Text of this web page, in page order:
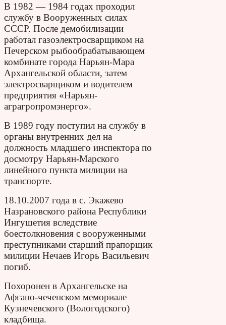
В 1982 — 1984 годах проходил
службу в Вооруженных силах
СССР. После демобилизации
работал газоэлектросварщиком на
Печерском рыбообрабатывающем
комбинате города Нарьян-Мара
Архангельской области, затем
электросварщиком и водителем
предприятия «Нарьян-
аграгропромэнерго».
В 1989 году поступил на службу в
органы внутренних дел на
должность младшего инспектора по
досмотру Нарьян-Марского
линейного пункта милиции на
транспорте.
18.10.2007 года в с. Экажево
Назрановского района Республики
Ингушетия вследствие
боестолкновения с вооруженными
преступниками старший прапорщик
милиции Нечаев Игорь Васильевич
погиб.
Похоронен в Архангельске на
Афгано-чеченском мемориале
Кузнечевского (Вологодского)
кладбища.